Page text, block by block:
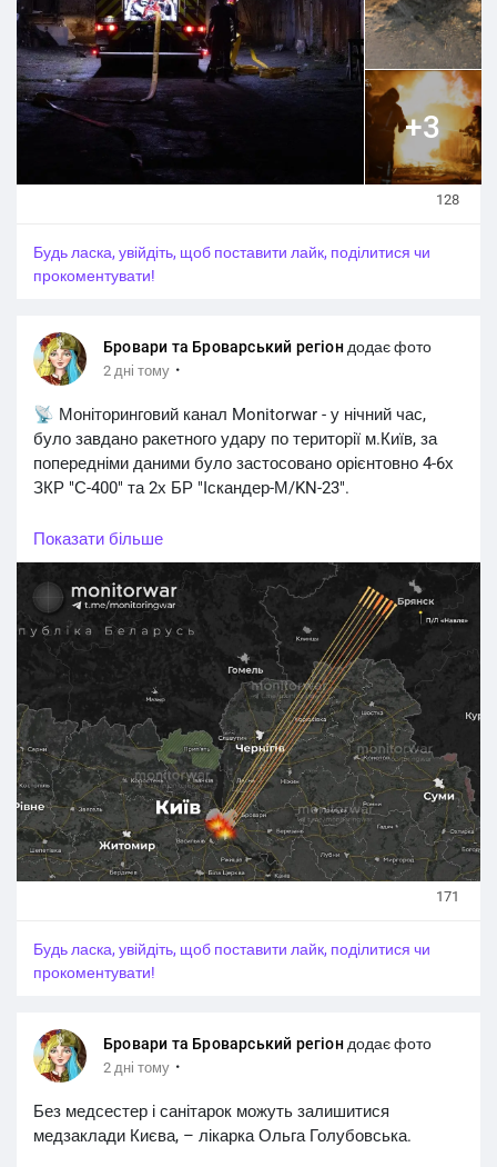
+3
128
Будь ласка, увійдіть, щоб поставити лайк, поділитися чи
прокоментувати!
Бровари та Броварський регіондодає фото
2 дні тому ·
📡 Моніторинговий канал Monitorwar - у нічний час,
було завдано ракетного удару по території м.Київ, за
попередніми даними було застосовано орієнтовно 4-6х
ЗКР "С-400" та 2х БР "Іскандер-М/KN-23".
Станом на зараз відомо, що ворог цілив по
Правобережжю столиці. Наслідки та локації влучань —
уточнюються
#Київ_регіон #Київщина_новини
#Київ_Київщина
#Київські_новини #Kyiv_region #Kyiv #Kiev_news
#Київ_війна
Показати більше
171
Будь ласка, увійдіть, щоб поставити лайк, поділитися чи
прокоментувати!
Бровари та Броварський регіондодає фото
2 дні тому ·
Без медсестер і санітарок можуть залишитися
медзаклади Києва, – лікарка Ольга Голубовська.